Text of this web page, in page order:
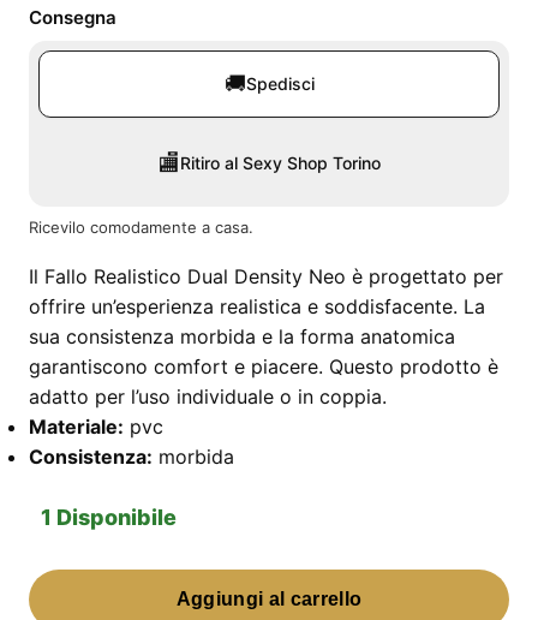
Consegna
🚚Spedisci
🏬Ritiro al Sexy Shop Torino
Ricevilo comodamente a casa.
Il Fallo Realistico Dual Density Neo è progettato per
offrire un’esperienza realistica e soddisfacente. La
sua consistenza morbida e la forma anatomica
garantiscono comfort e piacere. Questo prodotto è
adatto per l’uso individuale o in coppia.
Materiale: pvc
Consistenza: morbida
1 Disponibile
Fallo
Realistico
Aggiungi al carrello